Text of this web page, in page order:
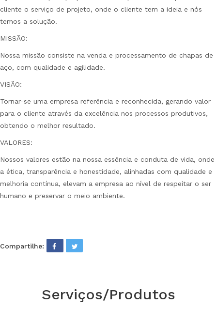
cliente o serviço de projeto, onde o cliente tem a ideia e nós
temos a solução.
MISSÃO:
Nossa missão consiste na venda e processamento de chapas de
aço, com qualidade e agilidade.
VISÃO:
Tornar-se uma empresa referência e reconhecida, gerando valor
para o cliente através da excelência nos processos produtivos,
obtendo o melhor resultado.
VALORES:
Nossos valores estão na nossa essência e conduta de vida, onde
a ética, transparência e honestidade, alinhadas com qualidade e
melhoria contínua, elevam a empresa ao nível de respeitar o ser
humano e preservar o meio ambiente.
Compartilhe:
Serviços/Produtos